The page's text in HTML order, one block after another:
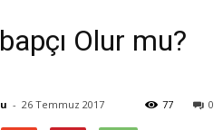
Gazetesi
Olur mu?
- 26 Temmuz 2017 0
77